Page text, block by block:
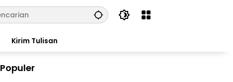
Kirim Tulisan
Populer